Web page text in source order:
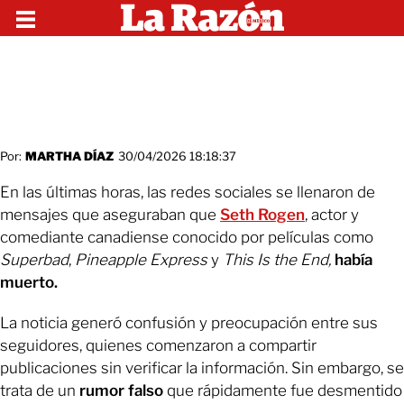
Por: MARTHA DÍAZ 30/04/2026 18:18:37
En las últimas horas, las redes sociales se llenaron de
mensajes que aseguraban que Seth Rogen, actor y
comediante canadiense conocido por películas como
Superbad, Pineapple Expressy This Is the End, había
muerto.
La noticia generó confusión y preocupación entre sus
seguidores, quienes comenzaron a compartir
publicaciones sin verificar la información. Sin embargo, se
trata de un rumor falso que rápidamente fue desmentido